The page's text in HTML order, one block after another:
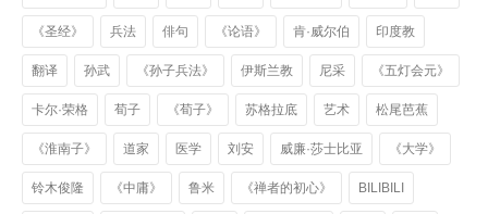
《圣经》 兵法 俳句 《论语》 肯·威尔伯 印度教
翻译 孙武 《孙子兵法》 伊斯兰教 尼采 《五灯会元》
卡尔·荣格 荀子 《荀子》 苏格拉底 艺术 松尾芭蕉
《淮南子》 道家 医学 刘安 威廉·莎士比亚 《大学》
铃木俊隆 《中庸》 鲁米 《禅者的初心》 BILIBILI